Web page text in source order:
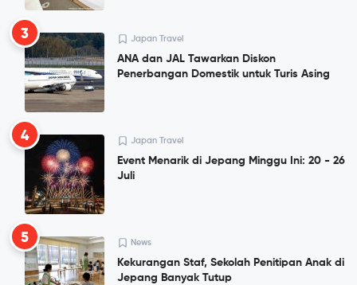
3 Japan Travel
ANA dan JAL Tawarkan Diskon
Penerbangan Domestik untuk Turis Asing
4 Japan Travel
Event Menarik di Jepang Minggu Ini: 20 - 26
Juli
5 News
Kekurangan Staf, Sekolah Penitipan Anak di
Jepang Banyak Tutup